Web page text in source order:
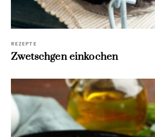
REZEPTE
Zwetschgen einkochen